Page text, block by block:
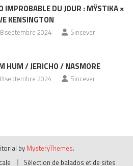
IMPROBABLE DU JOUR : MŸSTIKA ×
KENSINGTON
septembre 2024 Sincever
HUM / JERICHO / NASMORE
septembre 2024 Sincever
by MysteryThemes.
Sélection de balados et de sites